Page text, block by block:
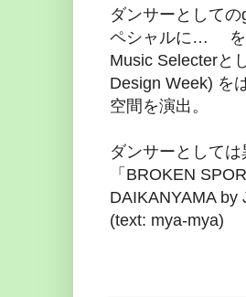
ダンサーとして
ペシャルに… を
Music Selecterと
Design Week) を
空間を演出。
ダンサーとして
「BROKEN
DAIKANYAMA by
(text: mya-mya)